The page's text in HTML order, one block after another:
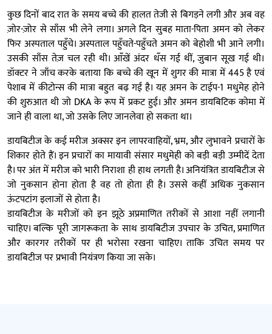
कुछ दिनों बाद रात के समय बच्चे की हालत तेजी से बिगड़ने लगी और अब वह
ज़ोर-ज़ोर से साँस भी लेने लगा। अगले दिन सुबह माता-पिता अमन को लेकर
फिर अस्पताल पहुँचे। अस्पताल पहुँचते-पहुँचते अमन को बेहोशी भी आने लगी।
उसकी साँस तेज़ चल रही थी। आँखें अंदर धँस गई थीं, जु़बान सूख गई थी।
डॉक्टर ने जाँच करके बताया कि बच्चे की खून में शुगर की मात्रा में 445 है एवं
पेशाब में कीटोन्स की मात्रा बहुत बढ़ गई है। यह अमन के टाईप-1 मधुमेह होने
की शुरुआत थी जो DKA के रूप में प्रकट हुई। और अमन डायबिटिक कोमा में
जाने ही वाला था, जो उसके लिए जानलेवा हो सकता था।
डायबिटीज के कई मरीज अक्सर इन लापरवाहियों, भ्रम, और लुभावने प्रचारों के
शिकार होते हैं। इन प्रचारों का मायावी संसार मधुमेही को बड़ी बड़ी उम्मीदें देता
है। पर अंत में मरीज को भारी निराशा ही हाथ लगती है। अनियंत्रित डायबिटीज से
जो नुकसान होना होता है वह तो होता ही है। उससे कहीं अधिक नुकसान
ऊंटपटांग इलाजों से होता है।
डायबिटीज के मरीजों को इन झूठे अप्रमाणित तरीकों से आशा नहीं लगानी
चाहिए। बल्कि पूरी जागरूकता के साथ डायबिटीज उपचार के उचित, प्रमाणित
और कारगर तरीकों पर ही भरोसा रखना चाहिए। ताकि उचित समय पर
डायबिटीज पर प्रभावी नियंत्रण किया जा सके।